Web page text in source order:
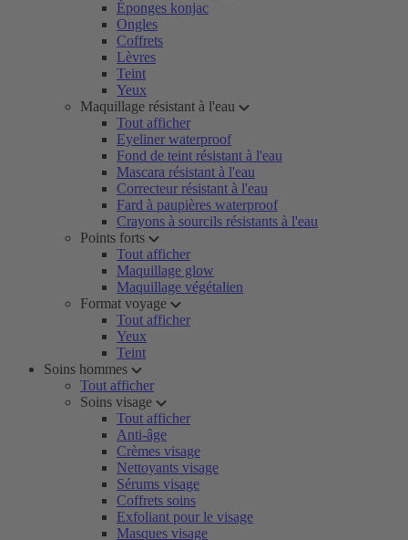
Éponges konjac
Ongles
Coffrets
Lèvres
Teint
Yeux
Maquillage résistant à l'eau
Tout afficher
Eyeliner waterproof
Fond de teint résistant à l'eau
Mascara résistant à l'eau
Correcteur résistant à l'eau
Fard à paupières waterproof
Crayons à sourcils résistants à l'eau
Points forts
Tout afficher
Maquillage glow
Maquillage végétalien
Format voyage
Tout afficher
Yeux
Teint
Soins hommes
Tout afficher
Soins visage
Tout afficher
Anti-âge
Crèmes visage
Nettoyants visage
Sérums visage
Coffrets soins
Exfoliant pour le visage
Masques visage